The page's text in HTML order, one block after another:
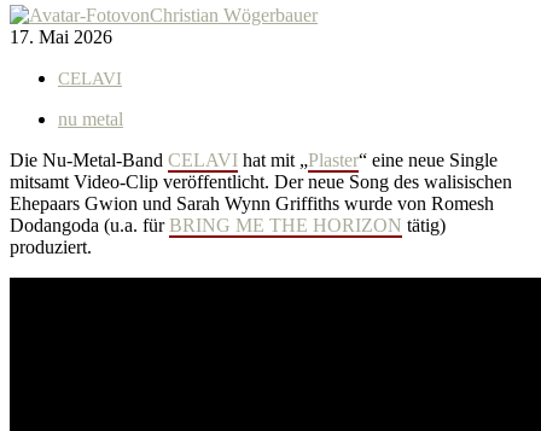
vonChristian Wögerbauer
17. Mai 2026
CELAVI
nu metal
Die Nu-Metal-Band CELAVI hat mit „Plaster“ eine neue Single
mitsamt Video-Clip veröffentlicht. Der neue Song des walisischen
Ehepaars Gwion und Sarah Wynn Griffiths wurde von Romesh
Dodangoda (u.a. fürBRING ME THE HORIZON tätig)
produziert.